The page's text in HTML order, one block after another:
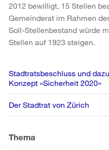
2012 bewilligt, 15 Stellen
Gemeinderat im Rahmen
Soll-Stellenbestand würde
Stellen auf 1923 steigen.
Weitere
Informationen
Stadtratsbeschluss und
Konzept «Sicherheit 2020»
Der Stadtrat von Zürich
Thema